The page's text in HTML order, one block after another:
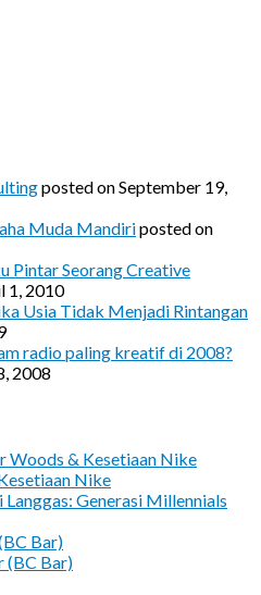
posted on September 19,
Muda Mandiriposted on
Pintar Seorang Creative
1, 2010
Usia Tidak Menjadi Rintangan
radio paling kreatif di 2008?
2008
Woods & Kesetiaan Nike
Nike
Langgas: Generasi Millennials
Bar)
(BC Bar)